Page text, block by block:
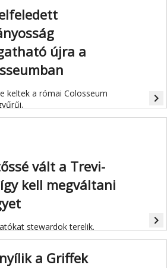
őrzi.
újra a
keltek a római Colosseum
navigate_next
vált a Trevi-
kell megváltani
stewardok terelik. navigate_next
a Griffek